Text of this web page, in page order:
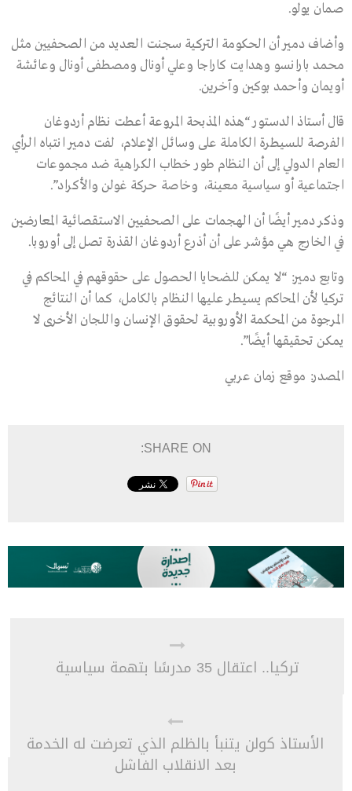
صمان يولو.
وأضاف دمير أن الحكومة التركية سجنت العديد من الصحفيين مثل
محمد بارانسو وهدايت كاراجا وعلي أونال ومصطفى أونال وعائشة
أويمان وأحمد بوكين وآخرين.
قال أستاذ الدستور “هذه المذبحة المروعة أعطت نظام أردوغان
الفرصة للسيطرة الكاملة على وسائل الإعلام، لفت دمير انتباه الرأي
العام الدولي إلى أن النظام طور خطاب الكراهية ضد مجموعات
اجتماعية أو سياسية معينة، وخاصة حركة غولن والأكراد”.
وذكر دمير أيضًا أن الهجمات على الصحفيين الاستقصائية المعارضين
في الخارج هي مؤشر على أن أذرع أردوغان القذرة تصل إلى أوروبا.
وتابع دمير: “لا يمكن للضحايا الحصول على حقوقهم في المحاكم في
تركيا لأن المحاكم يسيطر عليها النظام بالكامل، كما أن النتائج
المرجوة من المحكمة الأوروبية لحقوق الإنسان واللجان الأخرى لا
يمكن تحقيقها أيضًا”.
المصدر: موقع زمان عربي
SHARE ON:
تركيا.. اعتقال 35 مدرسًا بتهمة سياسية
الأستاذ كولن يتنبأ بالظلم الذي تعرضت له الخدمة
بعد الانقلاب الفاشل